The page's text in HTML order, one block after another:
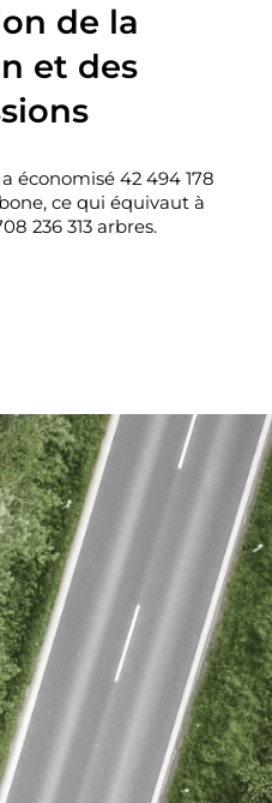
de la
et des
a économisé 42 494 178
ce qui équivaut à
236 313arbres.